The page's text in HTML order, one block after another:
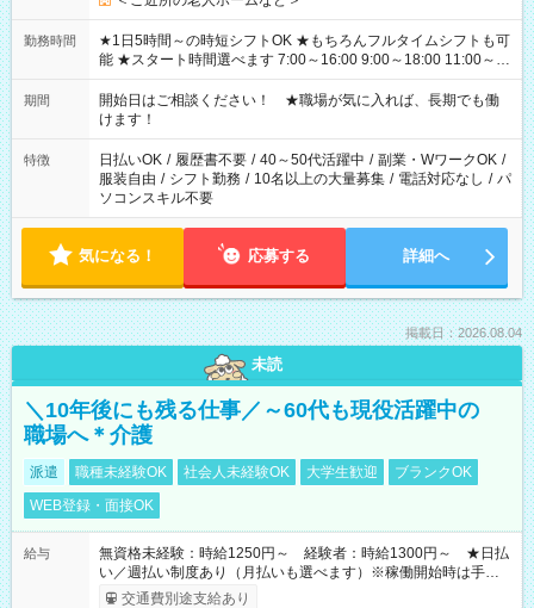
勤務時間
★1日5時間～の時短シフトOK ★もちろんフルタイムシフトも可
能 ★スタート時間選べます 7:00～16:00 9:00～18:00 11:00～
20:00 など 残業なし！ ※Wワークの場合、他のお仕事と合わせ
週40時間超の就業はご案内できません ※法令に基づき、週20時
間以上勤務は社会保険への加入対象となります ※労働者派遣法
（日雇い派遣の原則禁止）により、短時間・短期間の就業はご
案内が難しい場合があります
期間
開始日はご相談ください！ ★職場が気に入れば、長期でも働
けます！
特徴 日払いOK / 履歴書不要 / 40～50代活躍中 / 副業・WワークOK /
服装自由 / シフト勤務 / 10名以上の大量募集 / 電話対応なし / パ
ソコンスキル不要
気になる！ 応募する 詳細へ
掲載日：2026.08.04
未読
＼10年後にも残る仕事／～60代も現役活躍中の
職場へ＊介護
派遣 職種未経験OK 社会人未経験OK 大学生歓迎
ブランクOK
WEB登録・面接OK
給与
無資格未経験：時給1250円～ 経験者：時給1300円～ ★日払
い／週払い制度あり（月払いも選べます）※稼働開始時は手続き
完了次第のお支払いとなります。
交通費別途支給あり